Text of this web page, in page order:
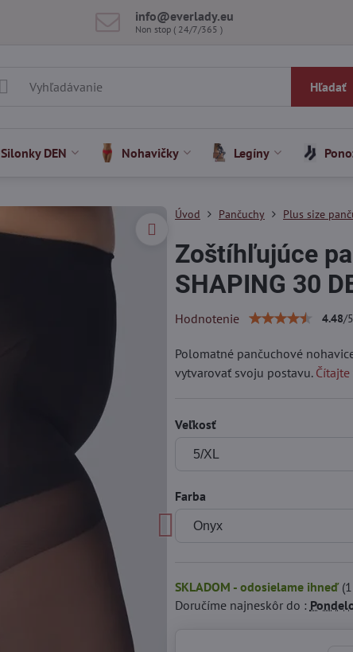
info​@everlady​.eu
Non stop ( 24/7/365 )
Hľadať
Silonky DEN Nohavičky Legíny
Úvod Pančuchy Plus size
Zoštíhľujúce
SHAPING 30
Hodnotenie 4.48/5
Polomatné pančuchové
vytvarovať svoju postavu.
Veľkosť
Farba
SKLADOM - odosielame ihneď (1
Doručíme najneskôr do :